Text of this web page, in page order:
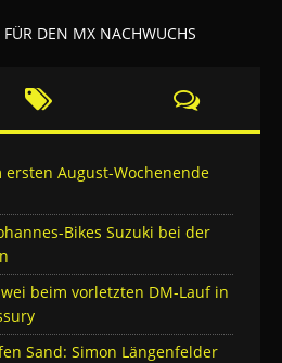
ersten August-Wochenende
Bikes Suzuki bei der
beim vorletzten DM-Lauf in
Sand: Simon Längenfelder